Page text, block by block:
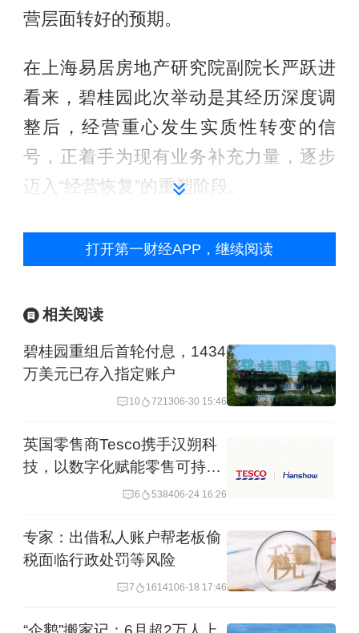
营层面转好的预期。
在上海易居房地产研究院副院长严跃进
看来，碧桂园此次举动是其经历深度调
整后，经营重心发生实质性转变的信
号，正着手为现有业务补充力量，逐步
迈入“经营恢复”的重塑阶段。
自2021年行业进入调整期以来，各大房
企都进行了不同程度的组织架构调整，
支出。据Wind数据，碧桂园员工总数在
2018年时曾达到超13万人的峰值，此后
一路震荡下降至2024年底仅剩不足2.3万
人，减员幅度超过80%。
严跃进表示，这一数据直观地反映出，
在过去几年的行业深度调整期，企业为
本增效措施。这背后折射出的是房企出
险后经营秩序被彻底打破的现实困境。
打开第一财经APP，继续阅读
相关阅读
碧桂园重组后首轮付息，1434
万美元已存入指定账户
10 721306-30 15:46
英国零售商Tesco携手汉朔科
技，以数字化赋能零售可持续
6 538406-24 16:26
专家：出借私人账户帮老板偷
税面临行政处罚等风险
7 1614106-18 17:46